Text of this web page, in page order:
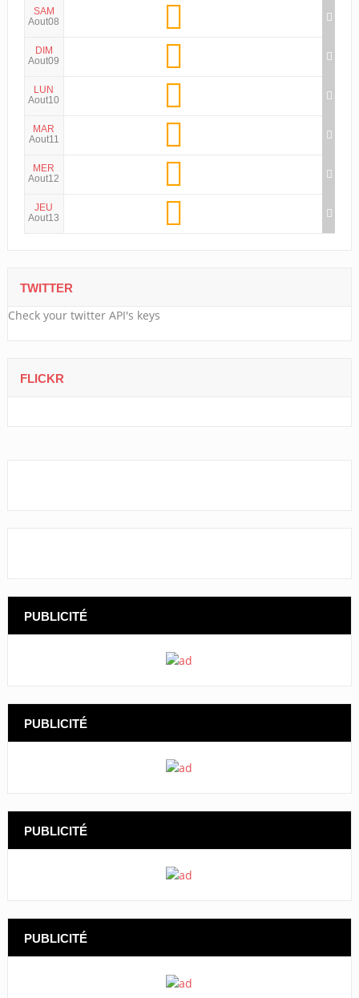
SAM
Aout08
DIM
Aout09
LUN
Aout10
MAR
Aout11
MER
Aout12
JEU
Aout13
TWITTER
Check your twitter API's keys
FLICKR
PUBLICITÉ
PUBLICITÉ
PUBLICITÉ
PUBLICITÉ